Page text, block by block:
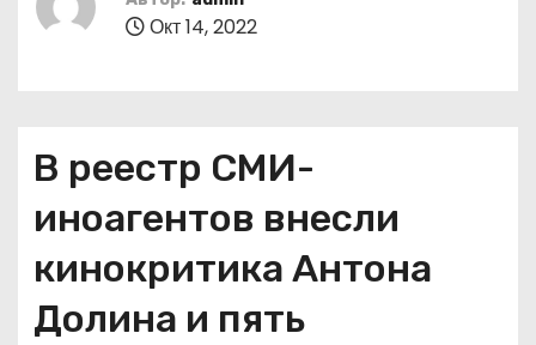
Окт 14, 2022
В реестр СМИ-
иноагентов внесли
кинокритика Антона
Долина и пять